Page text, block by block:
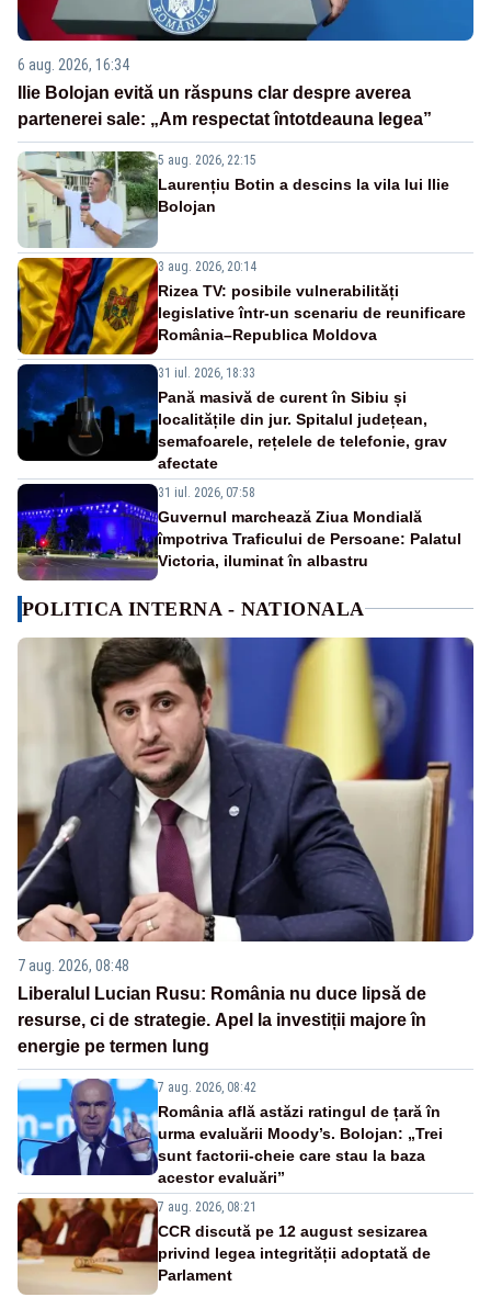
6 aug. 2026, 16:34
Ilie Bolojan evită un răspuns clar despre averea
partenerei sale: „Am respectat întotdeauna legea”
5 aug. 2026, 22:15
Laurențiu Botin a descins la vila lui Ilie
Bolojan
3 aug. 2026, 20:14
Rizea TV: posibile vulnerabilități
legislative într-un scenariu de reunificare
România–Republica Moldova
31 iul. 2026, 18:33
Pană masivă de curent în Sibiu și
localitățile din jur. Spitalul județean,
semafoarele, rețelele de telefonie, grav
afectate
31 iul. 2026, 07:58
Guvernul marchează Ziua Mondială
împotriva Traficului de Persoane: Palatul
Victoria, iluminat în albastru
POLITICA INTERNA - NATIONALA
7 aug. 2026, 08:48
Liberalul Lucian Rusu: România nu duce lipsă de
resurse, ci de strategie. Apel la investiții majore în
energie pe termen lung
7 aug. 2026, 08:42
România află astăzi ratingul de țară în
urma evaluării Moody’s. Bolojan: „Trei
sunt factorii-cheie care stau la baza
acestor evaluări”
7 aug. 2026, 08:21
CCR discută pe 12 august sesizarea
privind legea integrității adoptată de
Parlament